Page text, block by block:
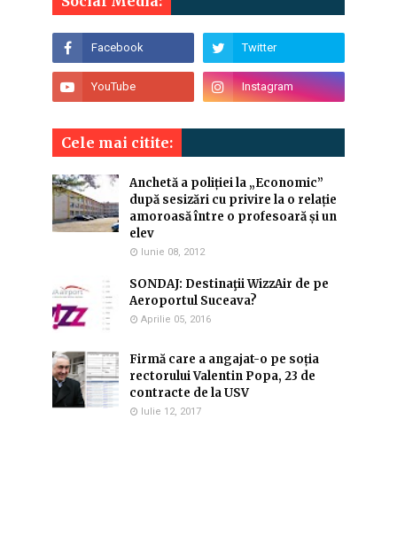
Cele mai citite:
Anchetă a poliției la „Economic”
după sesizări cu privire la o relație
amoroasă între o profesoară și un
elev
Iunie 08, 2012
SONDAJ: Destinaţii WizzAir de pe
Aeroportul Suceava?
Aprilie 05, 2016
Firmă care a angajat-o pe soția
rectorului Valentin Popa, 23 de
contracte de la USV
Iulie 12, 2017